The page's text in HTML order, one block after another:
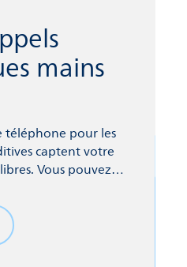
mains
téléphone pour les
captent votre
Vous pouvez
et bien plus
de vos aides
et d'autres